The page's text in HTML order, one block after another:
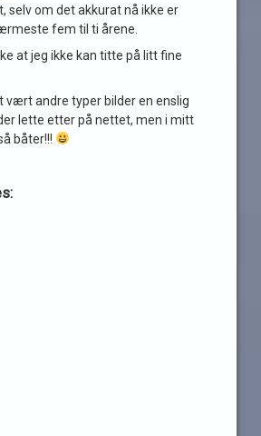
selv om det akkurat nå ikke er
fem til ti årene.
at jeg ikke kan titte på litt fine
vært andre typer bilder en enslig
lette etter på nettet, men i mitt
båter!!!